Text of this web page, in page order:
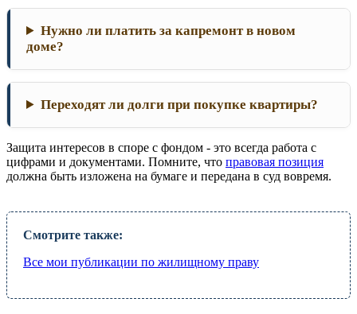
Нужно ли платить за капремонт в новом
доме?
Переходят ли долги при покупке квартиры?
Защита интересов в споре с фондом - это всегда работа с
цифрами и документами. Помните, что правовая позиция
должна быть изложена на бумаге и передана в суд вовремя.
Смотрите также:
Все мои публикации по жилищному праву